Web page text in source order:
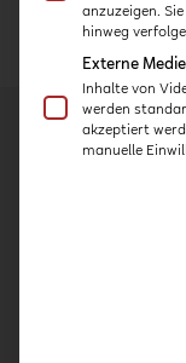
VORHERIGER
anzuzeigen.
hinweg
Externe
Inhalte von
werden
akzeptiert
manuelle